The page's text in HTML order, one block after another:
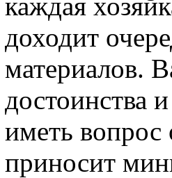
доходит
материалов.
достоинства
иметь вопрос
приносит